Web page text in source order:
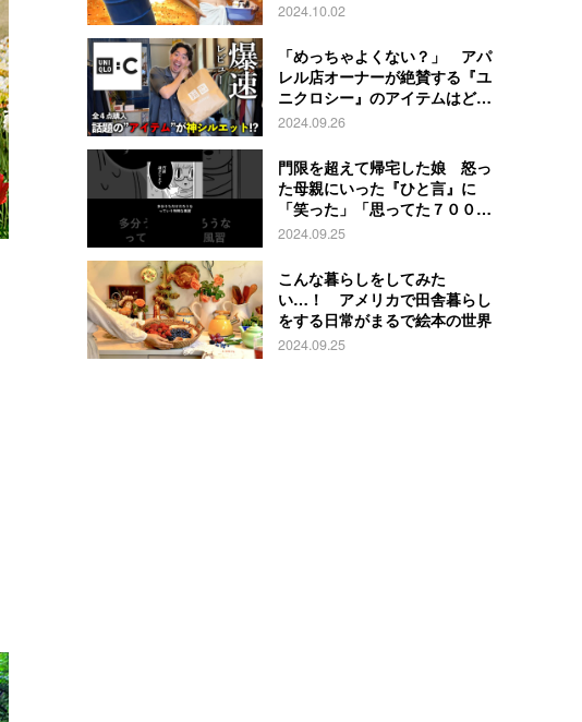
2024.10.02
「めっちゃよくない？」 アパ
レル店オーナーが絶賛する『ユ
ニクロシー』のアイテムはど
れ？
2024.09.26
門限を超えて帰宅した娘 怒っ
た母親にいった『ひと言』に
「笑った」「思ってた７００倍
特殊」
2024.09.25
こんな暮らしをしてみた
い…！ アメリカで田舎暮らし
をする日常がまるで絵本の世界
2024.09.25